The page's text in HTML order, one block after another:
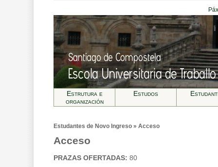
Estrutura e
organización
Estudos
Estudantes de Novo Ingreso » Acceso
Acceso
PRAZAS OFERTADAS: 80